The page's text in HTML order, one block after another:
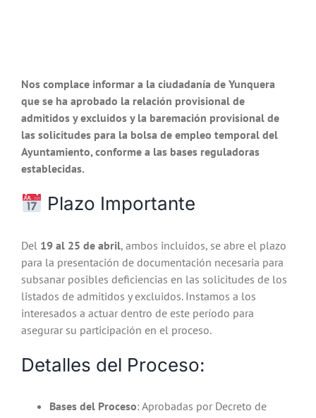
Nos complace informar a la ciudadanía de Yunquera
que se ha aprobado la relación provisional de
admitidos y excluidos y la baremación provisional de
las solicitudes para la bolsa de empleo temporal del
Ayuntamiento, conforme a las bases reguladoras
establecidas.
Plazo Importante
Del 19 al 25 de abril, ambos incluidos, se abre el plazo
para la presentación de documentación necesaria para
subsanar posibles deficiencias en las solicitudes de los
listados de admitidos y excluidos. Instamos a los
interesados a actuar dentro de este período para
asegurar su participación en el proceso.
Detalles del Proceso:
Bases del Proceso: Aprobadas por Decreto de